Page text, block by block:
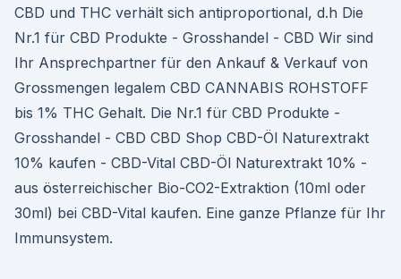
CBD und THC verhält sich antiproportional, d.h Die
Nr.1 für CBD Produkte - Grosshandel - CBD Wir sind
Ihr Ansprechpartner für den Ankauf & Verkauf von
Grossmengen legalem CBD CANNABIS ROHSTOFF
bis 1% THC Gehalt. Die Nr.1 für CBD Produkte -
Grosshandel - CBD CBD Shop CBD-Öl Naturextrakt
10% kaufen - CBD-Vital CBD-Öl Naturextrakt 10% -
aus österreichischer Bio-CO2-Extraktion (10ml oder
30ml) bei CBD-Vital kaufen. Eine ganze Pflanze für Ihr
Immunsystem.